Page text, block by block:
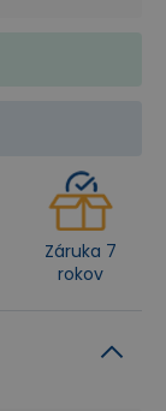
Záruka 7
rokov